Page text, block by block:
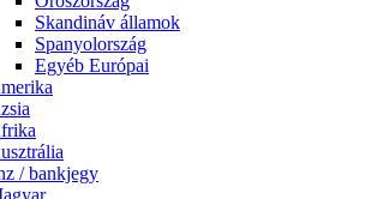
Skandináv államok
Spanyolország
Egyéb Európai
/ bankjegy